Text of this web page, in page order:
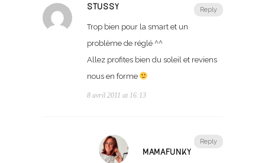
Reply
STUSSY
Trop bien pour la smart et un
problème de réglé ^^
Allez profites bien du soleil et reviens
nous en forme
8 avril 2011 at 16:13
Reply
MAMAFUNKY